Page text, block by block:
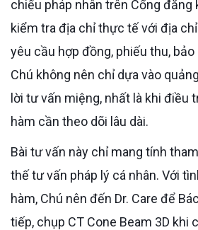
chiếu pháp nhân trên Cổng đăng
kiểm tra địa chỉ thực tế với địa
yêu cầu hợp đồng, phiếu thu,
Chú không nên chỉ dựa vào
lời tư vấn miệng, nhất là khi điều
hàm cần theo dõi lâu dài.
Bài tư vấn này chỉ mang tính tham khảo, không thay
thế tư vấn pháp lý cá nhân. Với
hàm, Chú nên đến Dr. Care để
tiếp, chụp CT Cone Beam 3D khi